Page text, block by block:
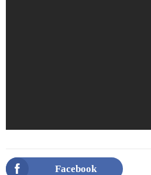
Facebook